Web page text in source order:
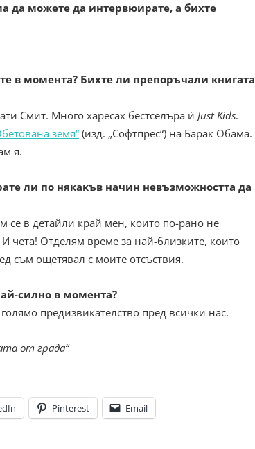
да можете да интервюирате, а бихте
в момента? Бихте ли препоръчали книгата
Смит. Много харесах бестселъра ѝ Just Kids.
земя“(изд. „Софтпрес“) на Барак Обама.
я.
ли по някакъв начин невъзможността да
се в детайли край мен, които по-рано не
И чета! Отделям време за най-близките, които
съм ощетявал с моите отсъствия.
силно в момента?
предизвикателство пред всички нас.
от града“
Pinterest Email